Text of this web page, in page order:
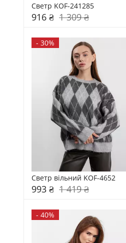
Светр KOF-241285
916 ₴ 1 309 ₴
- 30%
Светр вільний KOF-4652
993 ₴ 1 419 ₴
- 40%